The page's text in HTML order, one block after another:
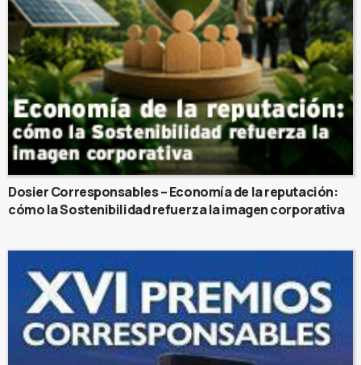
Dosier Corresponsables – Economía de la reputación:
cómo la Sostenibilidad refuerza la imagen corporativa